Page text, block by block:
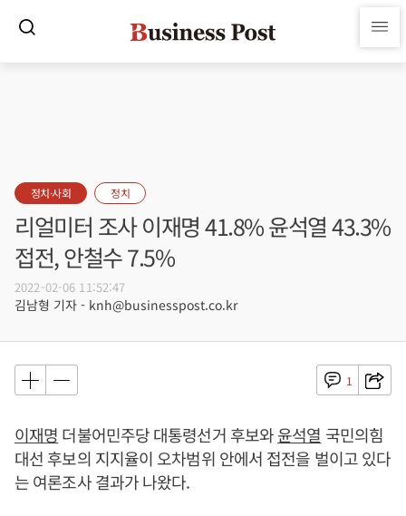
정치·사회 정치
리얼미터 조사 이재명 41.8% 윤석열 43.3%
접전, 안철수 7.5%
2022-02-06 11:52:47
김남형 기자 - knh@businesspost.co.kr
1
이재명 더불어민주당 대통령선거 후보와윤석열 국민의힘
대선 후보의 지지율이 오차범위 안에서 접전을 벌이고 있다
는 여론조사 결과가 나왔다.